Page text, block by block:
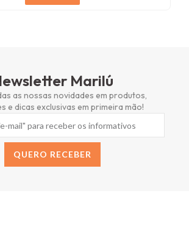
Marilú
as nossas novidades em produtos,
e dicas exclusivas em primeira mão!
QUERO RECEBER